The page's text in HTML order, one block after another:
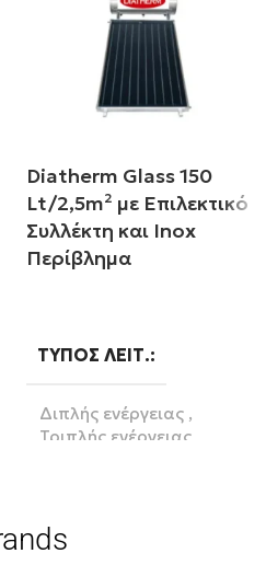
Diatherm Glass 150
Lt/2,5m² με Επιλεκτικό
Συλλέκτη και Inox
Περίβλημα
ΤΎΠΟΣ ΛΕΙΤ.
Διπλής ενέργειας ,
Τριπλής ενέργειας